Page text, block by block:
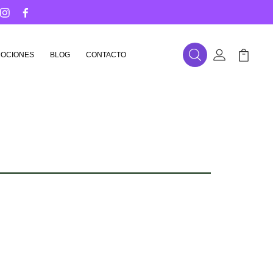
BLOG CONTACTO BuscarMi Cuenta
Mi